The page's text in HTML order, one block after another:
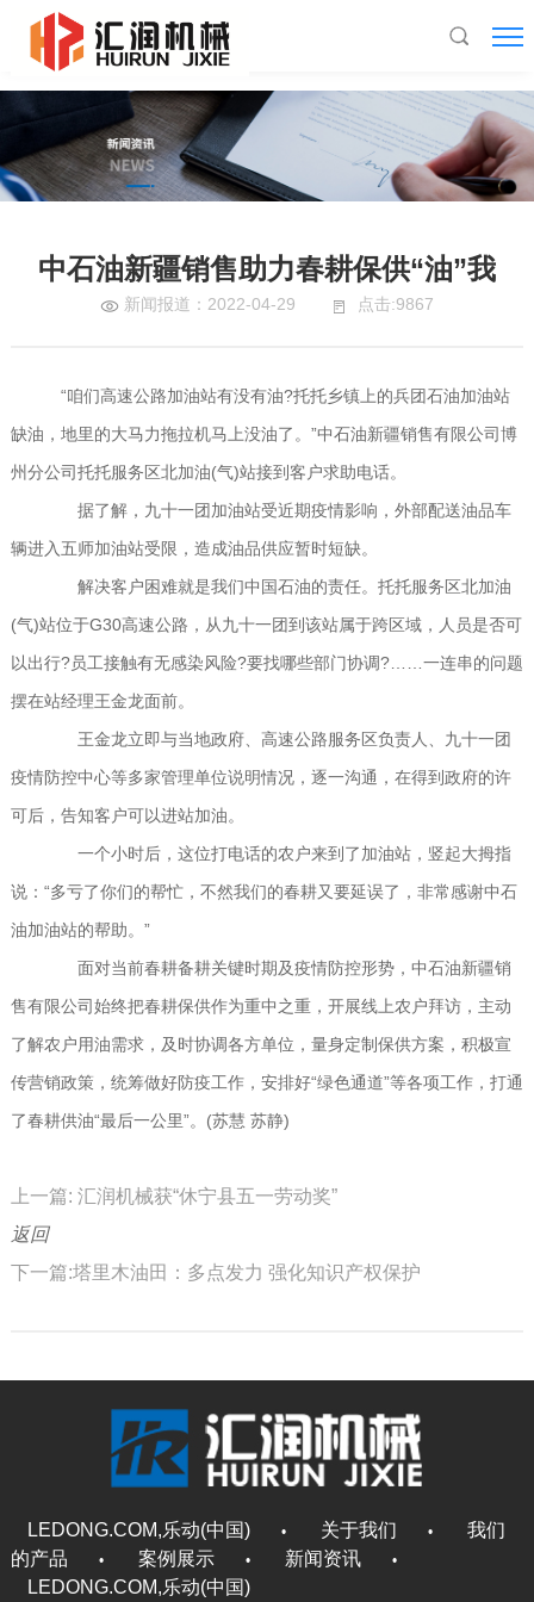
LEDONG.COM,乐动(中国)
中石油新疆销售助力春耕保供“油”我
新闻报道：2022-04-29 点击:9867
“咱们高速公路加油站有没有油?托托乡镇上的兵团石油加油站
缺油，地里的大马力拖拉机马上没油了。”中石油新疆销售有限公司博
州分公司托托服务区北加油(气)站接到客户求助电话。
据了解，九十一团加油站受近期疫情影响，外部配送油品车
辆进入五师加油站受限，造成油品供应暂时短缺。
解决客户困难就是我们中国石油的责任。托托服务区北加油
(气)站位于G30高速公路，从九十一团到该站属于跨区域，人员是否可
以出行?员工接触有无感染风险?要找哪些部门协调?……一连串的问题
摆在站经理王金龙面前。
王金龙立即与当地政府、高速公路服务区负责人、九十一团
疫情防控中心等多家管理单位说明情况，逐一沟通，在得到政府的许
可后，告知客户可以进站加油。
一个小时后，这位打电话的农户来到了加油站，竖起大拇指
说：“多亏了你们的帮忙，不然我们的春耕又要延误了，非常感谢中石
油加油站的帮助。”
面对当前春耕备耕关键时期及疫情防控形势，中石油新疆销
售有限公司始终把春耕保供作为重中之重，开展线上农户拜访，主动
了解农户用油需求，及时协调各方单位，量身定制保供方案，积极宣
传营销政策，统筹做好防疫工作，安排好“绿色通道”等各项工作，打通
了春耕供油“最后一公里”。(苏慧 苏静)
上一篇: 汇润机械获“休宁县五一劳动奖”
返回
下一篇:塔里木油田：多点发力 强化知识产权保护
LEDONG.COM,乐动(中国) • 关于我们 •
我们
的产品
• 案例展示 • 新闻资讯 •
LEDONG.COM,乐动(中国)